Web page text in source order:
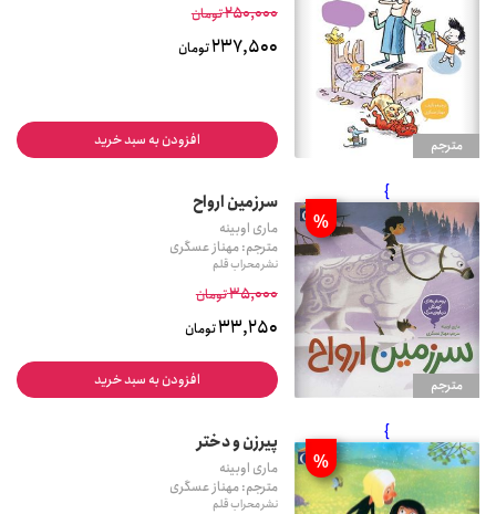
مترجم
250,000تومان
237,500تومان
افزودن به سبد خرید
مترجم
}
%
سرزمین ارواح
ماری اوبینه
مترجم: مهناز عسگری
نشر محراب قلم
35,000تومان
33,250تومان
افزودن به سبد خرید
}
%
پیرزن و دختر
ماری اوبینه
مترجم: مهناز عسگری
نشر محراب قلم